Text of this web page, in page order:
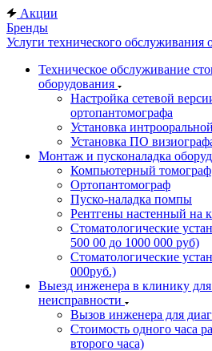
Акции
Бренды
Услуги технического обслуживания
Техническое обслуживание
оборудования
Настройка сетевой
ортопантомографа
Установка
Установка ПО
Монтаж и пусконаладка
Компьютерный томограф
Ортопантомограф
Пуско-наладка помпы
Рентгены настенный на
Стоматологические
500 00 до 1000 000 руб)
Стоматологические
000руб.)
Выезд инженера в клинику
неисправности
Вызов инженера для
Стоимость одного часа
второго часа)